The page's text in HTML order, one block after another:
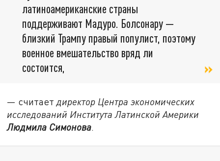
латиноамериканские страны
поддерживают Мадуро. Болсонару —
близкий Трампу правый популист, поэтому
военное вмешательство вряд ли
состоится,
— считаетдиректор Центра экономических
исследований Института Латинской Америки
Людмила Симонова.